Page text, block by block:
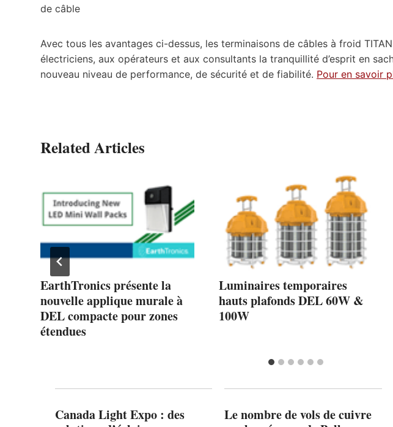
de câble
Avec tous les avantages ci-dessus, les terminaisons de câbles à froid
électriciens, aux opérateurs et aux consultants la tranquillité d’esprit en
nouveau niveau de performance, de sécurité et de fiabilité. Pour en savoir
Related Articles
EarthTronics présente la
nouvelle applique murale à
DEL compacte pour zones
étendues
Luminaires temporaires
hauts plafonds DEL 60W &
100W
Canada Light Expo : des
Le nombre de vols de cuivre